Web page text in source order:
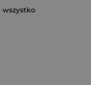
wszystko